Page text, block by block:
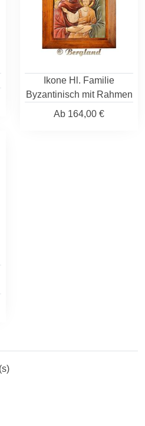
Ikone Hl. Familie
Byzantinisch mit Rahmen
Ab 164,00 €